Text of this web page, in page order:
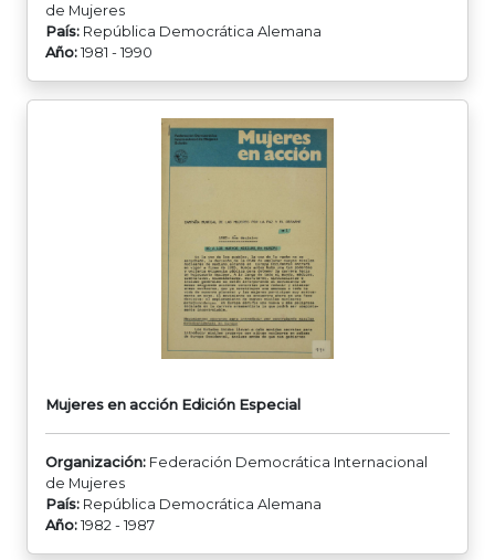
de Mujeres
País: República Democrática Alemana
Año: 1981 - 1990
Mujeres en acción Edición Especial
Organización: Federación Democrática Internacional
de Mujeres
País: República Democrática Alemana
Año: 1982 - 1987